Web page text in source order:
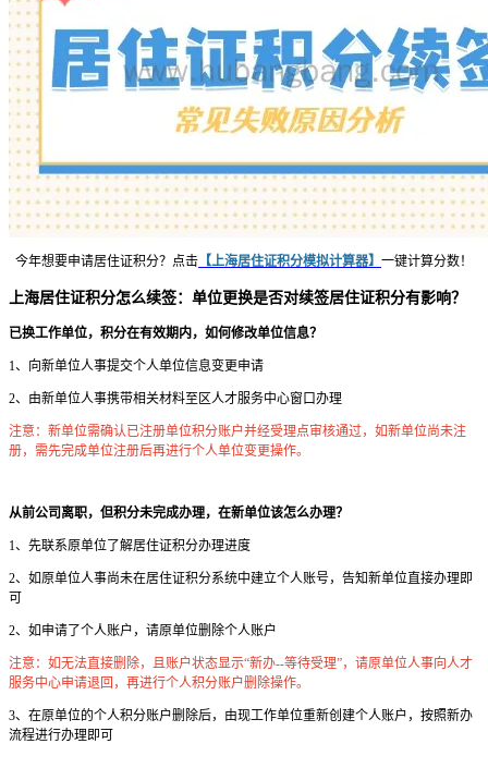
今年想要申请居住证积分？点击 【上海居住证积分模拟计算器】 一键计算分数！
上海居住证积分怎么续签：单位更换是否对续签居住证积分有影响？
已换工作单位，积分在有效期内，如何修改单位信息？
1、向新单位人事提交个人单位信息变更申请
2、由新单位人事携带相关材料至区人才服务中心窗口办理
注意：新单位需确认已注册单位积分账户并经受理点审核通过，如新单位尚未注
册，需先完成单位注册后再进行个人单位变更操作。
从前公司离职，但积分未完成办理，在新单位该怎么办理？
1、先联系原单位了解居住证积分办理进度
2、如原单位人事尚未在居住证积分系统中建立个人账号，告知新单位直接办理即
可
2、如申请了个人账户，请原单位删除个人账户
注意：如无法直接删除，且账户状态显示“新办--等待受理”，请原单位人事向人才
服务中心申请退回，再进行个人积分账户删除操作。
3、在原单位的个人积分账户删除后，由现工作单位重新创建个人账户，按照新办
流程进行办理即可